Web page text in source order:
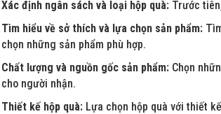
Xác định ngân sách và loại hộp quà:Trước tiên,
Tìm hiểu về sở thích và lựa chọn sản phẩm:
chọn những sản phẩm phù hợp.
Chất lượng và nguồn gốc sản phẩm:Chọn
cho người nhận.
Thiết kế hộp quà:Lựa chọn hộp quà với thiết